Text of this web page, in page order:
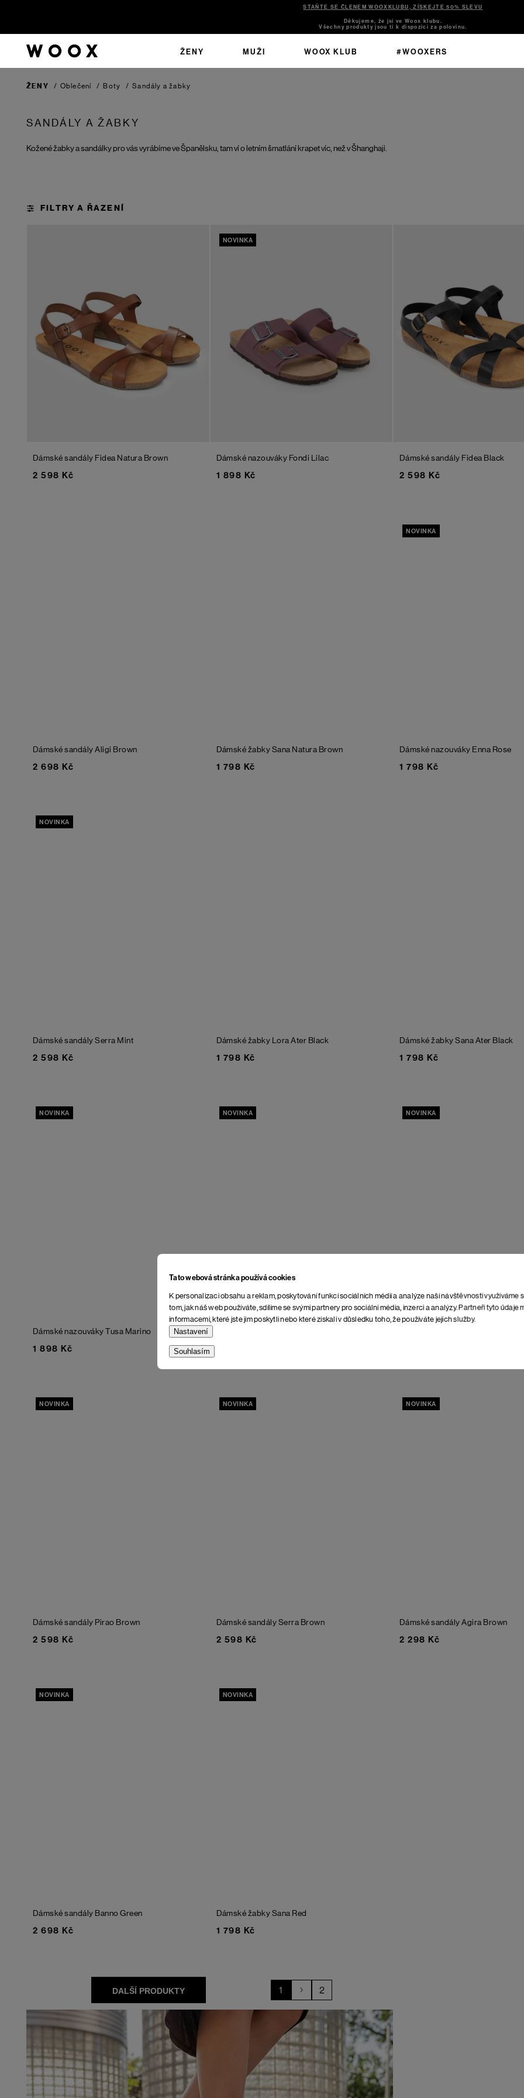
Tato webová stránka používá cookies
K personalizaci obsahu a reklam, poskytování funkcí sociálních médií a analýze naší návštěvnosti využíváme
tom, jak náš web používáte, sdílíme se svými partnery pro sociální média, inzerci a analýzy. Partneři tyto údaje
informacemi, které jste jim poskytli nebo které získali v důsledku toho, že používáte jejich služby.
Nastavení
Souhlasím
STAŇTE SE ČLENEM WOOXKLUBU, ZÍSKEJTE 50% SLEVU
Děkujeme, že jsi ve Woox klubu.
Všechny produkty jsou ti k dispozici za polovinu.
ŽENY MUŽI WOOX KLUB #WOOXERS
ŽENY / Oblečení / Boty / Sandály a žabky
SANDÁLY A ŽABKY
Kožené žabky a sandálky pro vás vyrábíme ve Španělsku, tam ví o letním šmatlání krapet víc, než v Šhanghaji.
Dámské sandály Fidea Natura Brown
2 598 Kč
NOVINKA
Dámské nazouváky Fondi Lilac
1 898 Kč
Dámské sandály Fidea Black
2 598 Kč
Dámské sandály Aligi Brown
2 698 Kč
Dámské žabky Sana Natura Brown
1 798 Kč
NOVINKA
Dámské nazouváky Enna Rose
1 798 Kč
NOVINKA
Dámské sandály Serra Mint
2 598 Kč
Dámské žabky Lora Ater Black
1 798 Kč
Dámské žabky Sana Ater Black
1 798 Kč
NOVINKA
Dámské nazouváky Tusa Marino
1 898 Kč
NOVINKA NOVINKA
NOVINKA
Dámské sandály Pirao Brown
2 598 Kč
NOVINKA
Dámské sandály Serra Brown
2 598 Kč
NOVINKA
Dámské sandály Agira Brown
2 298 Kč
NOVINKA
Dámské sandály BannoGreen
2 698 Kč
NOVINKA
Dámské žabky Sana Red
1 798 Kč
1 2